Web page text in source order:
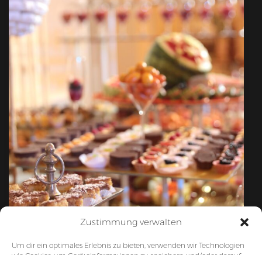
Zustimmung verwalten
Um dir ein optimales Erlebnis zu bieten, verwenden wir Technologien